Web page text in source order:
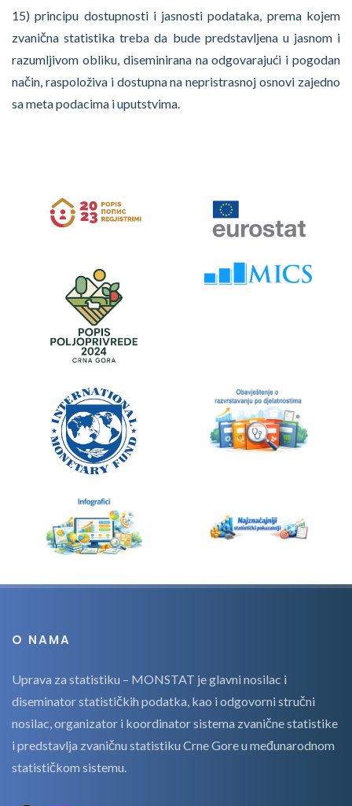
15) principu dostupnosti i jasnosti podataka, prema kojem
zvanična statistika treba da bude predstavljena u jasnom i
razumljivom obliku, diseminirana na odgovarajući i pogodan
način, raspoloživa i dostupna na nepristrasnoj osnovi zajedno
sa meta podacima i uputstvima.
O NAMA
Uprava za statistiku – MONSTAT je glavni nosilac i
diseminator statističkih podatka, kao i odgovorni stručni
nosilac, organizator i koordinator sistema zvanične statistike
i predstavlja zvaničnu statistiku Crne Gore u međunarodnom
statističkom sistemu.